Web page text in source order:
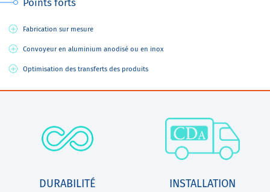
Points forts
Fabrication sur mesure
Convoyeur en aluminium anodisé ou en inox
Optimisation des transferts des produits
DURABILITÉ INSTALLATION